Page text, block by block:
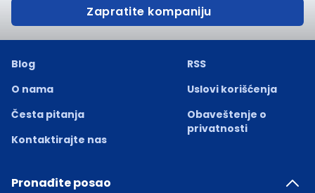
Zapratite kompaniju
Blog
O nama
Česta pitanja
Kontaktirajte nas
RSS
Uslovi korišćenja
Obaveštenje o
privatnosti
Pronađite posao